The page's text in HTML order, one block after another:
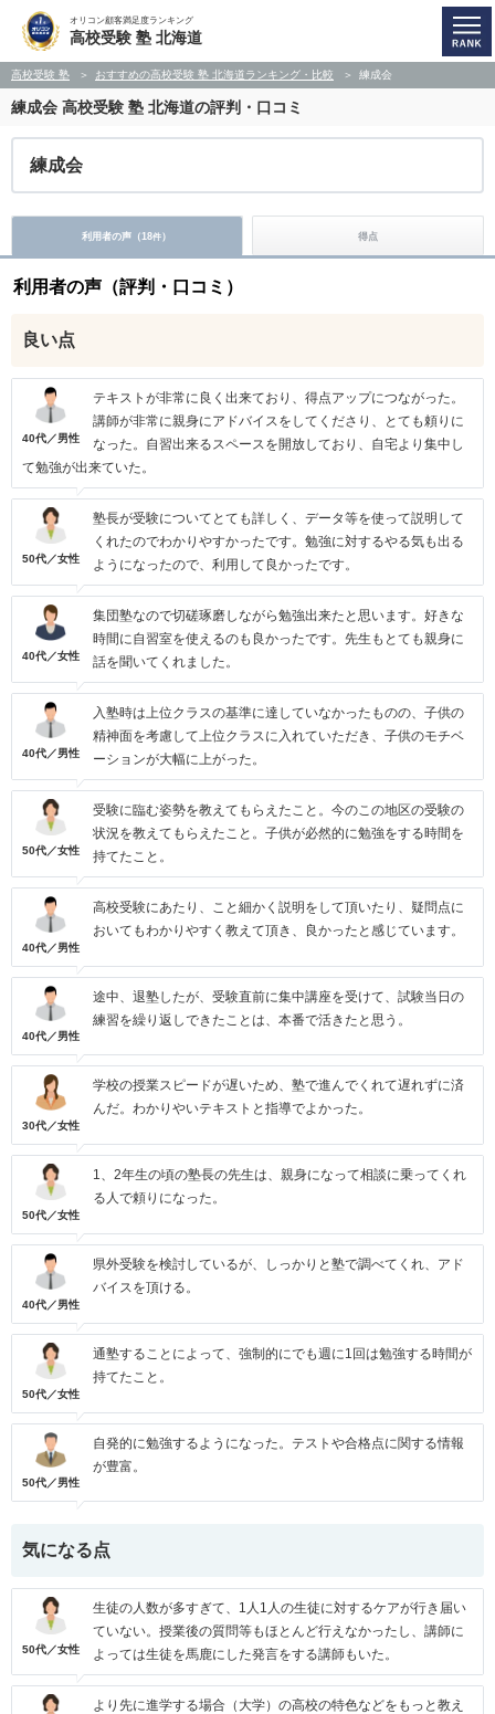
オリコン顧客満足度ランキング
高校受験 塾 北海道
高校受験 塾 おすすめの高校受験 塾 北海道ランキング・比較 練成会
練成会 高校受験 塾 北海道の評判・口コミ
練成会
利用者の声（18件） 得点
利用者の声（評判・口コミ）
良い点
40代／男性
テキストが非常に良く出来ており、得点アップにつながった。
講師が非常に親身にアドバイスをしてくださり、とても頼りに
なった。自習出来るスペースを開放しており、自宅より集中し
て勉強が出来ていた。
50代／女性
塾長が受験についてとても詳しく、データ等を使って説明して
くれたのでわかりやすかったです。勉強に対するやる気も出る
ようになったので、利用して良かったです。
40代／女性
集団塾なので切磋琢磨しながら勉強出来たと思います。好きな
時間に自習室を使えるのも良かったです。先生もとても親身に
話を聞いてくれました。
40代／男性
入塾時は上位クラスの基準に達していなかったものの、子供の
精神面を考慮して上位クラスに入れていただき、子供のモチベ
ーションが大幅に上がった。
50代／女性
受験に臨む姿勢を教えてもらえたこと。今のこの地区の受験の
状況を教えてもらえたこと。子供が必然的に勉強をする時間を
持てたこと。
40代／男性
高校受験にあたり、こと細かく説明をして頂いたり、疑問点に
おいてもわかりやすく教えて頂き、良かったと感じています。
40代／男性
途中、退塾したが、受験直前に集中講座を受けて、試験当日の
練習を繰り返しできたことは、本番で活きたと思う。
30代／女性
学校の授業スピードが遅いため、塾で進んでくれて遅れずに済
んだ。わかりやいテキストと指導でよかった。
50代／女性
1、2年生の頃の塾長の先生は、親身になって相談に乗ってくれ
る人で頼りになった。
40代／男性
県外受験を検討しているが、しっかりと塾で調べてくれ、アド
バイスを頂ける。
50代／女性
通塾することによって、強制的にでも週に1回は勉強する時間が
持てたこと。
50代／男性
自発的に勉強するようになった。テストや合格点に関する情報
が豊富。
気になる点
50代／女性
生徒の人数が多すぎて、1人1人の生徒に対するケアが行き届い
ていない。授業後の質問等もほとんど行えなかったし、講師に
よっては生徒を馬鹿にした発言をする講師もいた。
より先に進学する場合（大学）の高校の特色などをもっと教え